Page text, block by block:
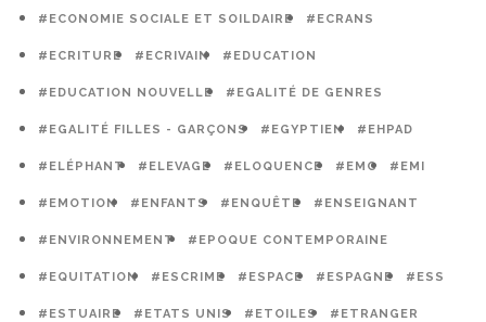
#ECONOMIE SOCIALE ET SOILDAIRE #ECRANS
#ECRITURE #ECRIVAIN #EDUCATION
#EDUCATION NOUVELLE #EGALITÉ DE GENRES
#EGALITÉ FILLES - GARÇONS #EGYPTIEN #EHPAD
#ELÉPHANT #ELEVAGE #ELOQUENCE #EMC #EMI
#EMOTION #ENFANTS #ENQUÊTE #ENSEIGNANT
#ENVIRONNEMENT #EPOQUE CONTEMPORAINE
#EQUITATION #ESCRIME #ESPACE #ESPAGNE #ESS
#ESTUAIRE #ETATS UNIS #ETOILES #ETRANGER